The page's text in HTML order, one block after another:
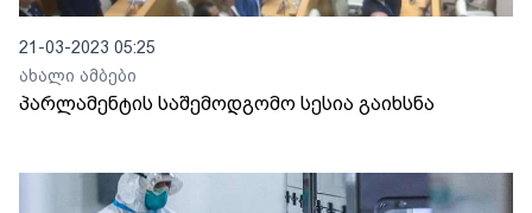
21-03-2023 05:25
ახალი ამბები
პარლამენტის საშემოდგომო სესია გაიხსნა